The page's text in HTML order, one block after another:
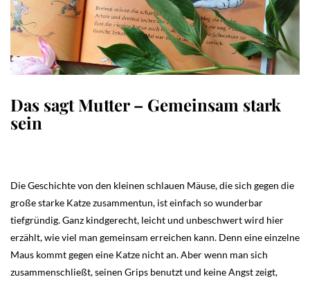
Das sagt Mutter – Gemeinsam stark
sein
Die Geschichte von den kleinen schlauen Mäuse, die sich gegen die
große starke Katze zusammentun, ist einfach so wunderbar
tiefgründig. Ganz kindgerecht, leicht und unbeschwert wird hier
erzählt, wie viel man gemeinsam erreichen kann. Denn eine einzelne
Maus kommt gegen eine Katze nicht an. Aber wenn man sich
zusammenschließt, seinen Grips benutzt und keine Angst zeigt,